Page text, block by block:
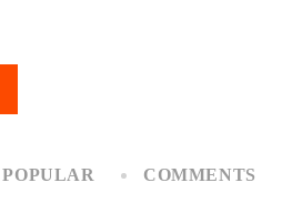
POPULAR COMMENTS